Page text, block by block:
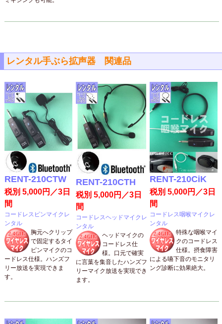
レンタル手ぶら拡声器 関連品
RENT-210CTW
税別 5,000円／3日
間
コードレスピンマイクレ
ンタル
胸元へクリップ
で固定するタイ
ピンマイクのコ
ードレス仕様。ハンズフ
リー放送を実現できま
す。
RENT-210CTH
税別 5,000円／3日
間
コードレスヘッドマイクレ
ンタル
ヘッドマイクの
コードレス仕
様。口元で確実
に言葉を集音したハンズフ
リーマイク放送を実現でき
ます。
RENT-210CiK
税別 5,000円／3日
間
コードレス咽喉マイクレ
ンタル
特殊な咽喉マイ
クのコードレス
仕様。摂食障害
による嚥下音のモニタリ
ング診断に効果絶大。